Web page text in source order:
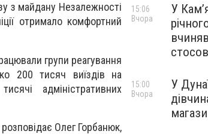
з майдану Незалежності
отримало комфортний
групи реагування
200 тисяч виїздів на
адміністративних
Олег Горбанюк,
У
15:06
Вчора
У
15:00
Вчора